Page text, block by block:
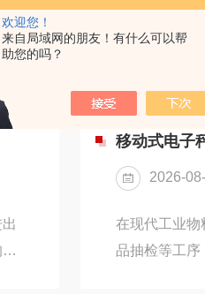
欢迎您！
来自局域网的朋友！有什么可以帮
助您的吗？
移动式电子
2026-
在现代工业物
品抽检等工序